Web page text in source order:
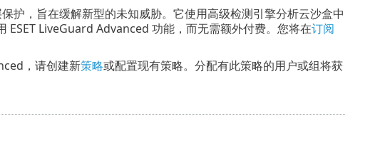
护，旨在缓解新型的未知威胁。它使用高级检测引擎分析云沙盒中
LiveGuard Advanced 功能，而无需额外付费。您将在订阅
，请创建新策略或配置现有策略。分配有此策略的用户或组将获